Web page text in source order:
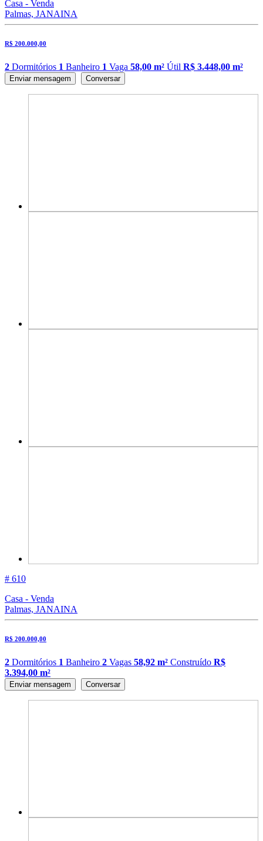
Casa - Venda
Palmas, JANAINA
R$ 200.000,00
2 Dormitórios 1 Banheiro 1 Vaga 58,00 m² Útil R$ 3.448,00 m²
Enviar mensagem Conversar
# 610
Casa - Venda
Palmas, JANAINA
R$ 200.000,00
2 Dormitórios 1 Banheiro 2 Vagas 58,92 m² Construído R$
3.394,00 m²
Enviar mensagem Conversar